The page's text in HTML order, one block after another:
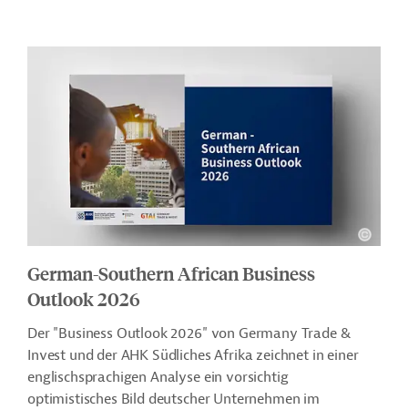
German-Southern African Business
Outlook 2026
Der "Business Outlook 2026" von Germany Trade &
Invest und der AHK Südliches Afrika zeichnet in einer
englischsprachigen Analyse ein vorsichtig
optimistisches Bild deutscher Unternehmen im